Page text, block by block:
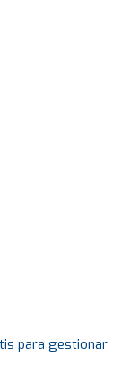
para gestionar